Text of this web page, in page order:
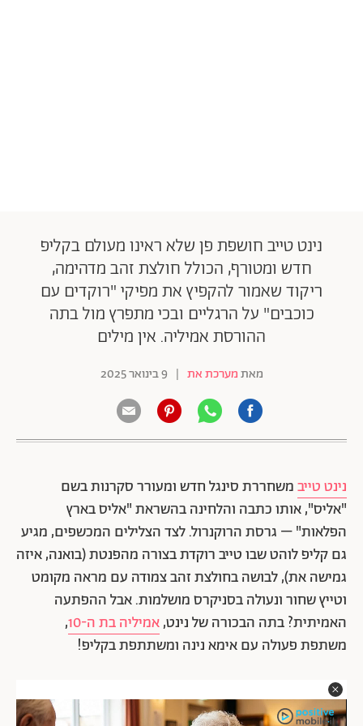
נינט טייב חושפת פן שלא ראינו מעולם בקליפ
חדש ומטורף, הכולל חולצת זהב מדהימה,
ריקוד שאמור להקפיץ את מפיקי "רוקדים עם
כוכבים" על הרגליים ובכי מתפרץ מול בתה
ההורסת אמיליה. אין מילים
מאתמערכת את | 9 בינואר 2025
נינט טייבמשחררת סינגל חדש ומעורר סקרנות בשם
"אליס", אותו כתבה והלחינה בהשראת "אליס בארץ
הפלאות" – גרסת הרוקנרול. לצד הצלילים המכשפים, מגיע
גם קליפ לוהט שבו טייב רוקדת בצורה מהפנטת (בואנה, איזה
גמישה את), לבושה בחולצת זהב צמודה עם מראה מקומט
וטייץ שחור ונעולה בסניקרס מושלמות. אבל ההפתעה
האמיתית? בתה הבכורה של נינט,אמיליה בת ה-10
,
משתפת פעולה עם אימא נינה ומשתתפת בקליפ!